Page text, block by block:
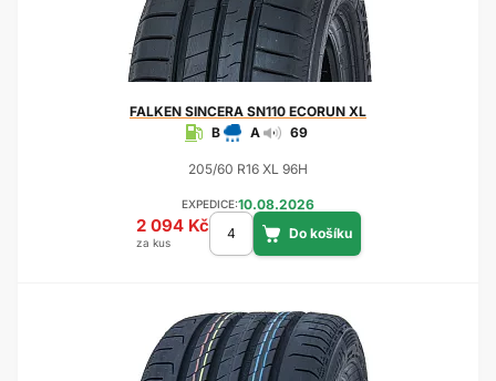
FALKEN SINCERA SN110 ECORUN XL
B
A 69
205/60 R16 XL 96H
EXPEDICE:10.08.2026
2 094 Kč
za kus